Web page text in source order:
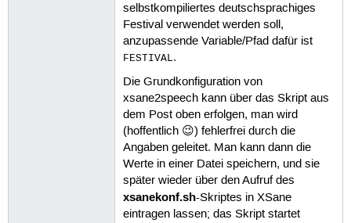
selbstkompiliertes deutschsprachiges
Festival verwendet werden soll,
anzupassende Variable/Pfad dafür ist
FESTIVAL.
Die Grundkonfiguration von
xsane2speech kann über das Skript aus
dem Post oben erfolgen, man wird
(hoffentlich 😉) fehlerfrei durch die
Angaben geleitet. Man kann dann die
Werte in einer Datei speichern, und sie
später wieder über den Aufruf des
xsanekonf.sh-Skriptes in XSane
eintragen lassen; das Skript startet